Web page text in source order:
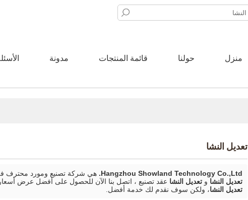
منزل حولنا قائمة المنتجات مدونة
تعديل النشا
Hangzhou Showland Technology Co.,Ltd. هي شركة تصنيع ومورد محترف
تعديل النشا و تعديل النشا عقد تصنيع ، اتصل بنا الآن للحصول على أفضل عرض
تعديل النشا، ولكن سوف نقدم لك خدمة أفضل.